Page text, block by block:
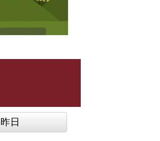
昨日